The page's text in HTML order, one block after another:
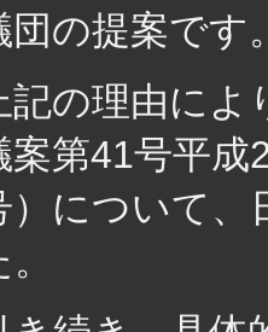
団の提案です
記の理由に
案第41号平成
）について、